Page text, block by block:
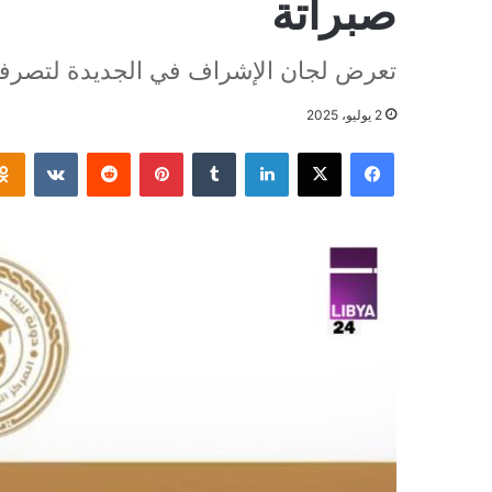
صبراتة
تعرض لجان الإشراف في الجديدة
2 يوليو، 2025
فيسبوك ‫X لينكدإن بينتيريست